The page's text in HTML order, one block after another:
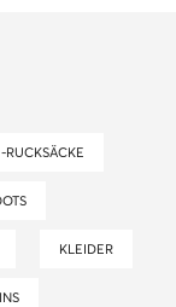
RUCKSÄCKE
KLEIDER